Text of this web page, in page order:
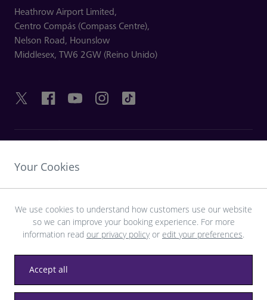
Heathrow Airport Limited,
Centro Compás (Compass Centre),
Nelson Road, Hounslow
Middlesex, TW6 2GW (Reino Unido)
Descargue la aplicación LHR
Your Cookies
We use cookies to understand how customers use our website
so we can improve your booking experience. For more
information read our privacy policyor edit your preferences.
Accept all